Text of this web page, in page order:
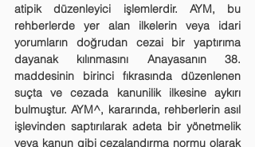
atipik düzenleyici işlemlerdir. AYM, bu
rehberlerde yer alan ilkelerin veya idari
yorumların doğrudan cezai bir yaptırıma
dayanak kılınmasını Anayasanın 38.
maddesinin birinci fıkrasında düzenlenen
suçta ve cezada kanunilik ilkesine aykırı
bulmuştur. AYM^, kararında, rehberlerin asıl
işlevinden saptırılarak adeta bir yönetmelik
veya kanun gibi cezalandırma normu olarak